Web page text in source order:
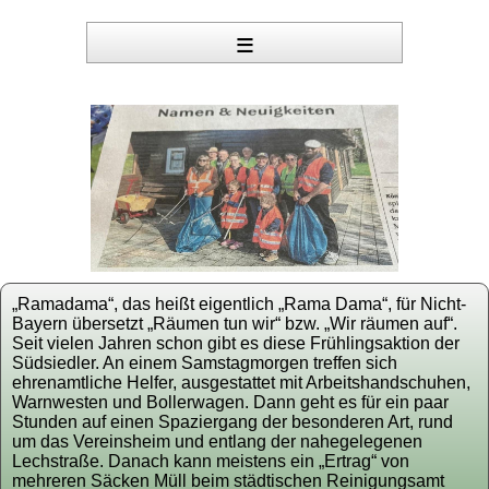
≡
„Ramadama“, das heißt eigentlich „Rama Dama“, für Nicht-
Bayern übersetzt „Räumen tun wir“ bzw. „Wir räumen auf“.
Seit vielen Jahren schon gibt es diese Frühlingsaktion der
Südsiedler. An einem Samstagmorgen treffen sich
ehrenamtliche Helfer, ausgestattet mit Arbeitshandschuhen,
Warnwesten und Bollerwagen. Dann geht es für ein paar
Stunden auf einen Spaziergang der besonderen Art, rund
um das Vereinsheim und entlang der nahegelegenen
Lechstraße. Danach kann meistens ein „Ertrag“ von
mehreren Säcken Müll beim städtischen Reinigungsamt